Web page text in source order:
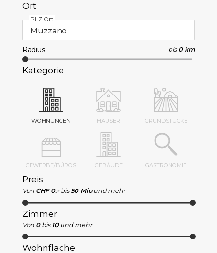
Ort
PLZ Ort
Radius bis 0 km
Kategorie
WOHNUNGEN HÄUSER GRUNDSTÜCKE
GEWERBE/BÜROS GEBÄUDE GASTRONOMIE
Preis
Von CHF 0.- bis 50 Mio und mehr
Zimmer
Von 0 bis 10 und mehr
Wohnfläche